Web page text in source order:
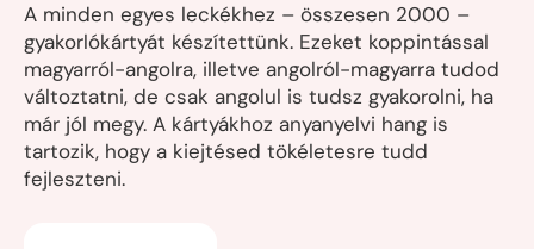
A minden egyes leckékhez – összesen 2000 –
gyakorlókártyát készítettünk. Ezeket koppintással
magyarról-angolra, illetve angolról-magyarra tudod
változtatni, de csak angolul is tudsz gyakorolni, ha
már jól megy. A kártyákhoz anyanyelvi hang is
tartozik, hogy a kiejtésed tökéletesre tudd
fejleszteni.